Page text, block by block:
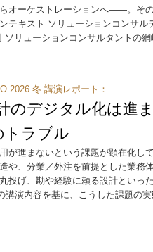
オーケストレーションへ――。そ
テキスト ソリューションコンサ
リューションコンサルタントの
2026 冬 講演レポート：
のデジタル化は
トラブル
が進まないという課題が顕在化し
や、分業／外注を前提とした業務
投げ、勘や経験に頼る設計といっ
講演内容を基に、こうした課題の